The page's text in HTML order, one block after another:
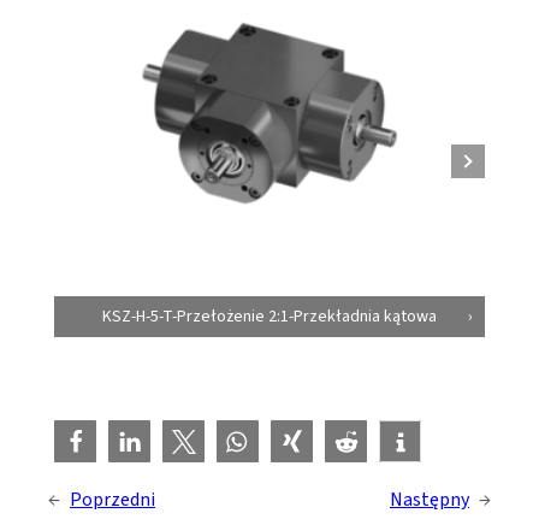
KSZ-H-5-T-Przełożenie 2:1-Przekładnia kątowa
← Poprzedni Następny →